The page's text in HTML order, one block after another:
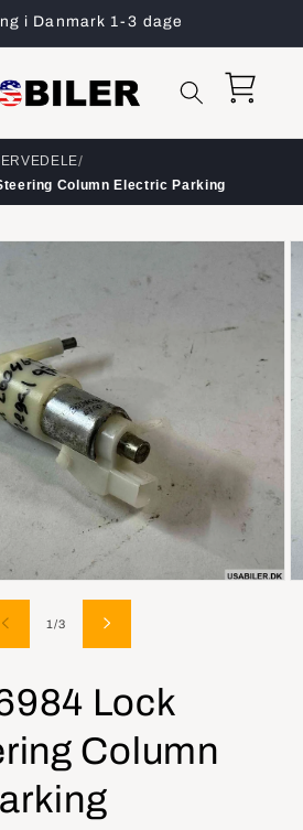
i Danmark 1-3 dage
Indkøbskurv
/
Column Electric Parking
1/af
3
Lock
Column